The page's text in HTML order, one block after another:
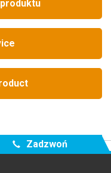
Zadzwoń